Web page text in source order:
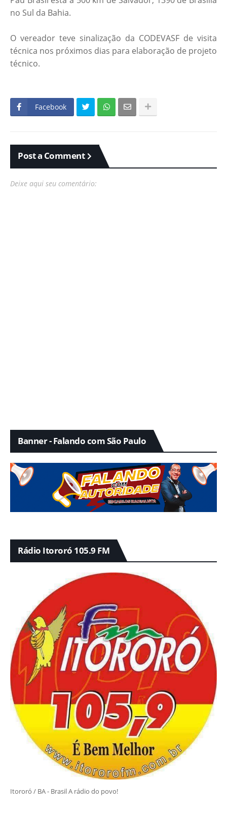
no Sul da Bahia.
O vereador teve sinalização da CODEVASF de visita
técnica nos próximos dias para elaboração de projeto
técnico.
Facebook
Post a Comment
Deixe aqui seu comentário:
Banner - Falando com São Paulo
Rádio Itororó 105.9 FM
Itororó / BA - Brasil A rádio do povo!